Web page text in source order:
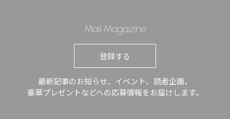
Mail Magazine
登録する
最新記事のお知らせ、イベント、読者企画、
豪華プレゼントなどへの応募情報をお届けします。